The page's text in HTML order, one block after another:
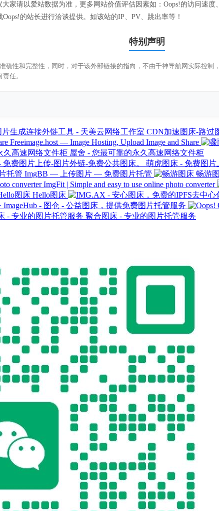
家请以爱站数据为准，更多网站价值评估因素如：Oops!的访问速
的站长进行洽谈提供。如该站的IP、PV、跳出率等！
特别声明
确性和完整性，同时，对于该外部链接的指向，不由千神导航网实际控
任。
CDN加速图床-路过
Freeimage.host — Image Hosting, Upload Image and Share
屋舍 - 您最可靠的永久高速网络文件柜
萌虎图床 - 免费图片
ImgBB — 上传图片 — 免费图片托管 畅游
ImgFit | Simple and easy to use online photo converter
Hello图床
ImageHub - 图仓 - 公益图床，提供免费图片托管服务
聚合图床 - 专业的图片托管服务